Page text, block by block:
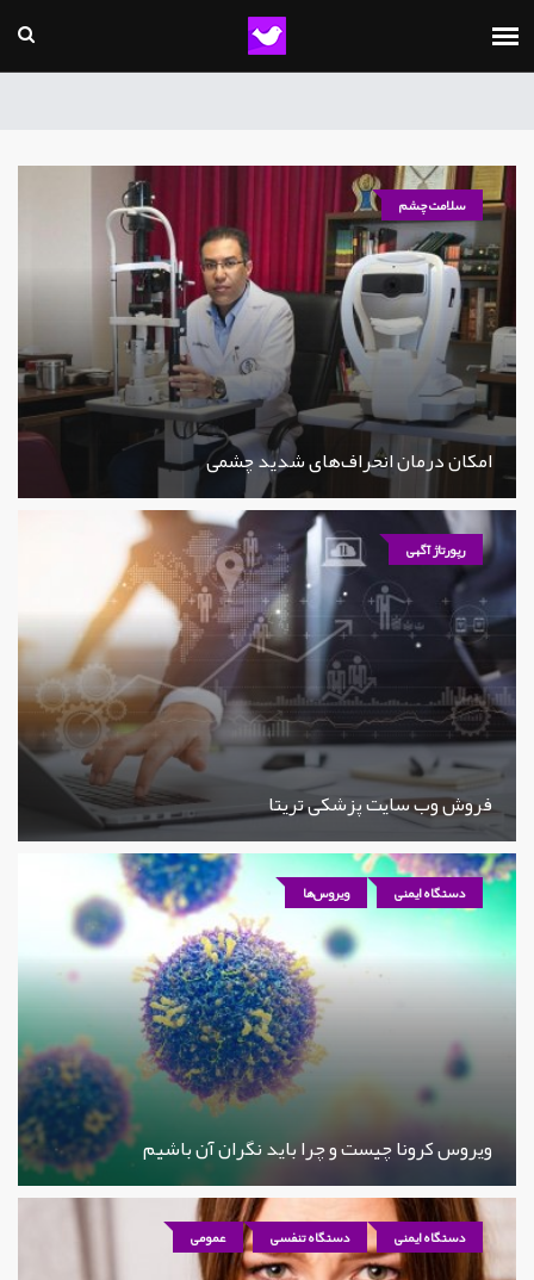
سلامت چشم
امکان درمان انحراف‌های شدید چشمی
رپورتاژ آگهی
فروش وب سایت پزشکی تریتا
دستگاه ایمنی ویروس‌ها
ویروس کرونا چیست و چرا باید نگران آن باشیم
دستگاه ایمنی دستگاه تنفسی عمومی